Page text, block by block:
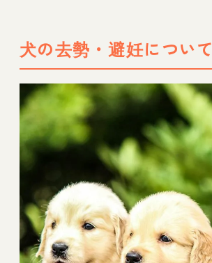
犬の去勢・避妊について